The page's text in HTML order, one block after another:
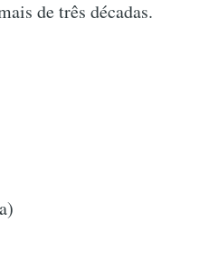
de três décadas.